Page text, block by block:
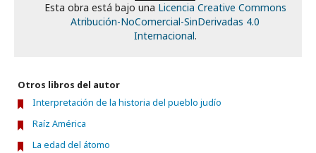
Esta obra está bajo una Licencia Creative Commons
Atribución-NoComercial-SinDerivadas 4.0
Internacional.
Otros libros del autor
Interpretación de la historia del pueblo judío
Raíz América
La edad del átomo